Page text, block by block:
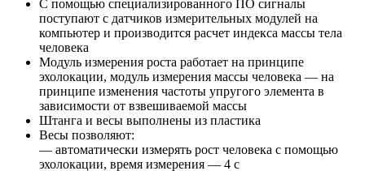
С помощью специализированного ПО сигналы
поступают с датчиков измерительных модулей на
компьютер и производится расчет индекса массы тела
человека
Модуль измерения роста работает на принципе
эхолокации, модуль измерения массы человека — на
принципе изменения частоты упругого элемента в
зависимости от взвешиваемой массы
Штанга и весы выполнены из пластика
Весы позволяют:
— автоматически измерять рост человека с помощью
эхолокации, время измерения — 4 с